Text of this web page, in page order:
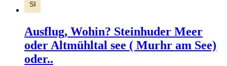
Ausflug, Wohin? Steinhuder Meer
oder Altmühltal see ( Murhr am See)
oder..